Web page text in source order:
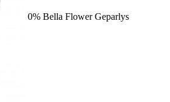
0% Bella Flower Geparlys